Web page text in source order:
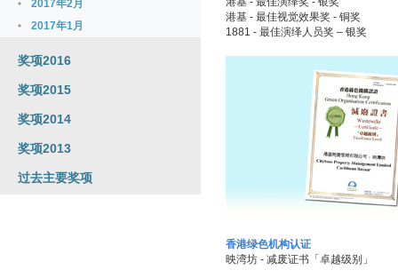
2017年2月
2017年1月
奖项2016
奖项2015
奖项2014
奖项2013
过去主要奖项
港基 - 最佳视觉效果奖 - 铜奖
1881 - 最佳演绎人员奖 – 银奖
香港绿色机构认证
映湾坊 - 减废证书「卓越级别」